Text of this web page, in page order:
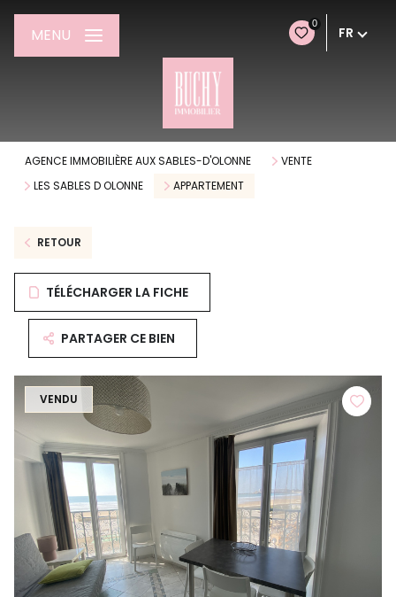
0
FR
MENU
AGENCE IMMOBILIÈRE AUX SABLES-D'OLONNE
VENTE
LES SABLES D OLONNE
APPARTEMENT
RETOUR
TÉLÉCHARGER LA FICHE
PARTAGER CE BIEN
VENDU